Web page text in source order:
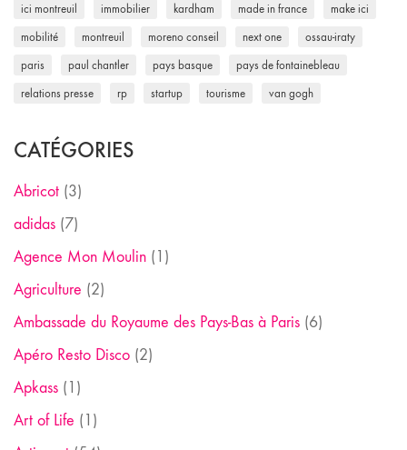
ici montreuil immobilier kardham made in france make ici
mobilité montreuil moreno conseil next one ossau-iraty
paris paul chantler pays basque pays de fontainebleau
relations presse rp startup tourisme van gogh
CATÉGORIES
Abricot (3)
adidas (7)
Agence Mon Moulin (1)
Agriculture (2)
Ambassade du Royaume des Pays-Bas à Paris (6)
Apéro Resto Disco (2)
Apkass (1)
Art of Life (1)